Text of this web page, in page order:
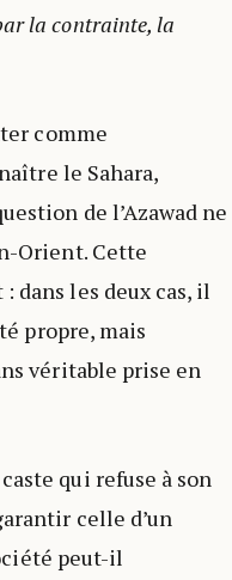
la contrainte, la
comme
le Sahara,
de l’Azawad ne
Orient. Cette
dans les deux cas, il
propre, mais
véritable prise en
qui refuse à son
celle d’un
peut-il